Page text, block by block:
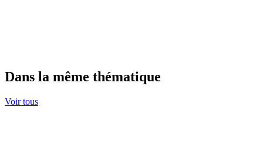
Dans la même thématique
Voir tous